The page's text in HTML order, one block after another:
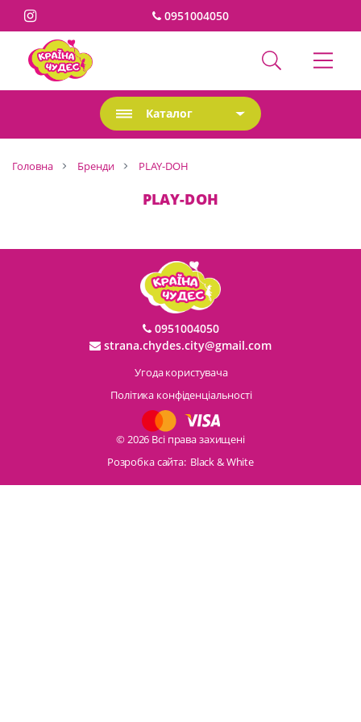
0951004050
Каталог
Головна Бренди PLAY-DOH
PLAY-DOH
0951004050
strana.chydes.city@gmail.com
Угода користувача
Політика конфіденціальності
© 2026 Всі права захищені
Розробка сайта: Black & White